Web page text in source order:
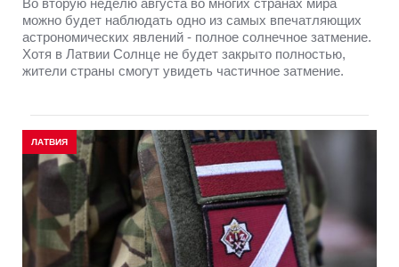
можно будет наблюдать одно из самых впечатляющих
астрономических явлений - полное солнечное затмение.
Хотя в Латвии Солнце не будет закрыто полностью,
жители страны смогут увидеть частичное затмение.
ЛАТВИЯ